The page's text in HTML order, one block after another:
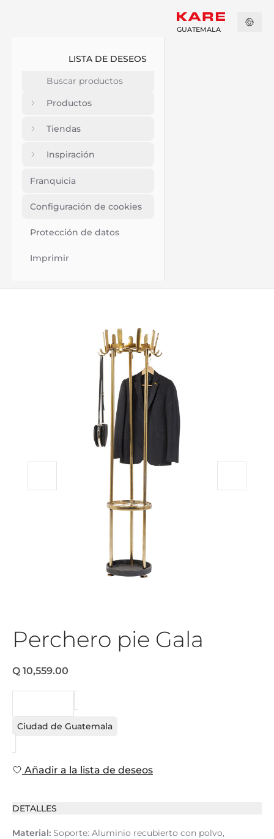
LISTA DE DESEOS
Productos
Tiendas
Inspiración
Franquicia
Configuración de cookies
Protección de datos
Imprimir
GUATEMALA
Perchero pie Gala
Q 10,559.00
Ciudad de Guatemala
Añadir a la lista de deseos
DETALLES
Material: Soporte: Aluminio recubierto con polvo,